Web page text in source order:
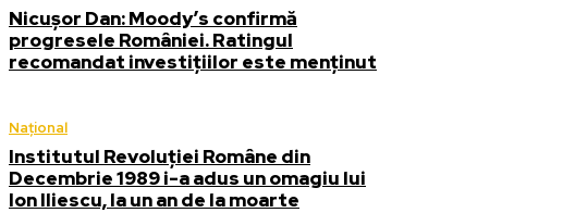
Nicușor Dan: Moody’s confirmă
progresele României. Ratingul
recomandat investițiilor este menținut
Național
Institutul Revoluției Române din
Decembrie 1989 i-a adus un omagiu lui
Ion Iliescu, la un an de la moarte